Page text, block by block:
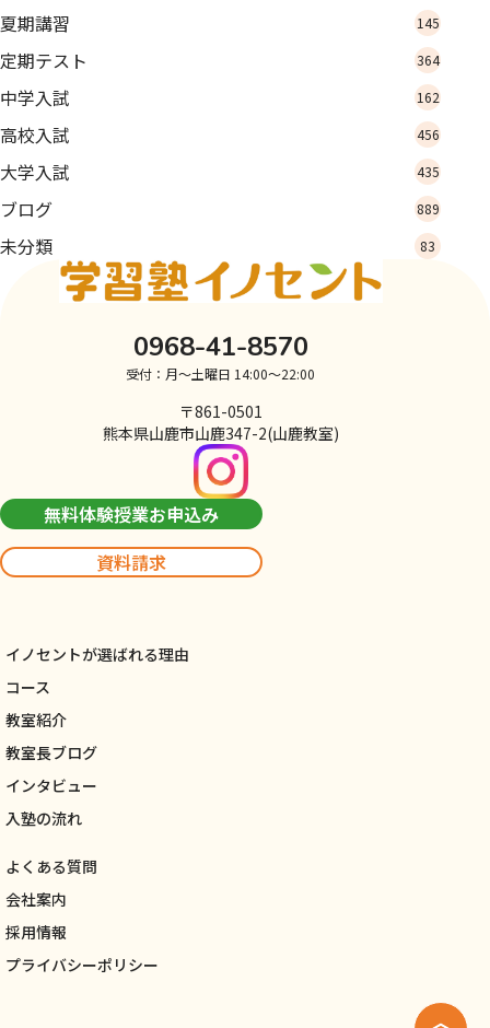
夏期講習 145
定期テスト 364
中学入試 162
高校入試 456
大学入試 435
ブログ 889
未分類 83
0968-41-8570
受付：月～土曜日 14:00～22:00
〒861-0501
熊本県山鹿市山鹿347-2(山鹿教室)
無料体験授業お申込み
資料請求
イノセントが選ばれる理由
コース
教室紹介
教室長ブログ
インタビュー
入塾の流れ
よくある質問
会社案内
採用情報
プライバシーポリシー